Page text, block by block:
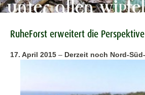
RuheForst erweitert die Perspektive
17. April 2015 – Derzeit noch Nord-